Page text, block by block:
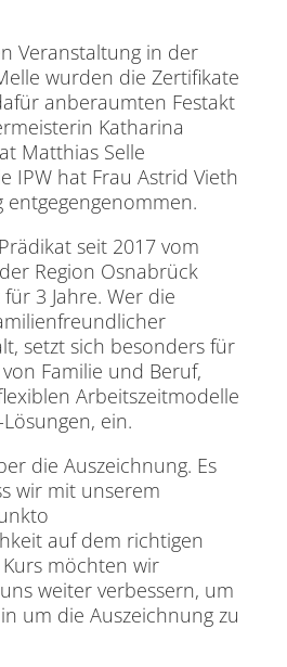
Veranstaltung in der
wurden die Zertifikate
anberaumten Festakt
Katharina
Matthias Selle
IPW hat Frau Astrid Vieth
entgegengenommen.
seit 2017 vom
Region Osnabrück
3 Jahre. Wer die
setzt sich besonders für
Familie und Beruf,
Arbeitszeitmodelle
ein.
die Auszeichnung. Es
wir mit unserem
auf dem richtigen
möchten wir
weiter verbessern, um
um die Auszeichnung zu